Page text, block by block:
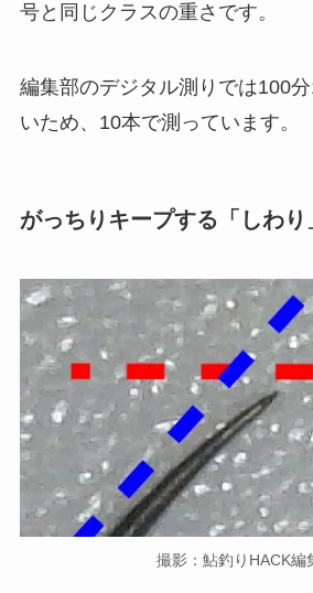
号と同じクラスの重さです。
編集部のデジタル測りでは100
いため、10本で測っています。
がっちりキープする「しわり
撮影：鮎釣りHACK編